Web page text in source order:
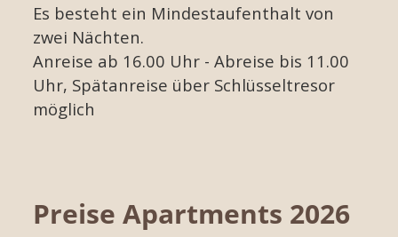
Es besteht ein Mindestaufenthalt von
zwei Nächten.
Anreise ab 16.00 Uhr - Abreise bis 11.00
Uhr, Spätanreise über Schlüsseltresor
möglich
Preise Apartments 2026